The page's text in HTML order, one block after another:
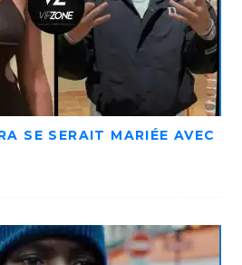
SE SERAIT MARIÉE AVEC